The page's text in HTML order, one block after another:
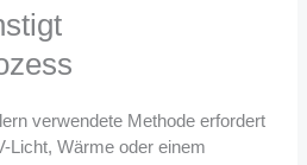
verwendete Methode erfordert
Licht, Wärme oder einem